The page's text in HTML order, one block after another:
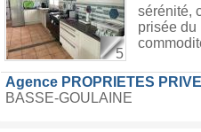
5
sérénité,
prisée du
Agence PROPRIETES
BASSE-GOULAINE